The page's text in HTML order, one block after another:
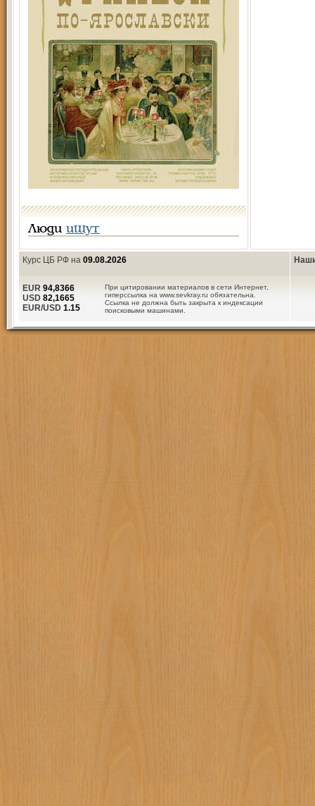
Люди ищут
Курс ЦБ РФ на 09.08.2026
При цитировании материалов в сети Интернет,
гиперссылка на www.sevkray.ru обязательна.
Ссылка не должна быть закрыта к индексации
поисковыми машинами.
EUR 94,8366
USD 82,1665
EUR/USD 1.15